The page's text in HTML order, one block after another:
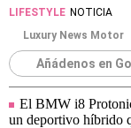
LIFESTYLE NOTICIA
Luxury News Motor
Añádenos en
El BMW i8
un deportivo híbrido